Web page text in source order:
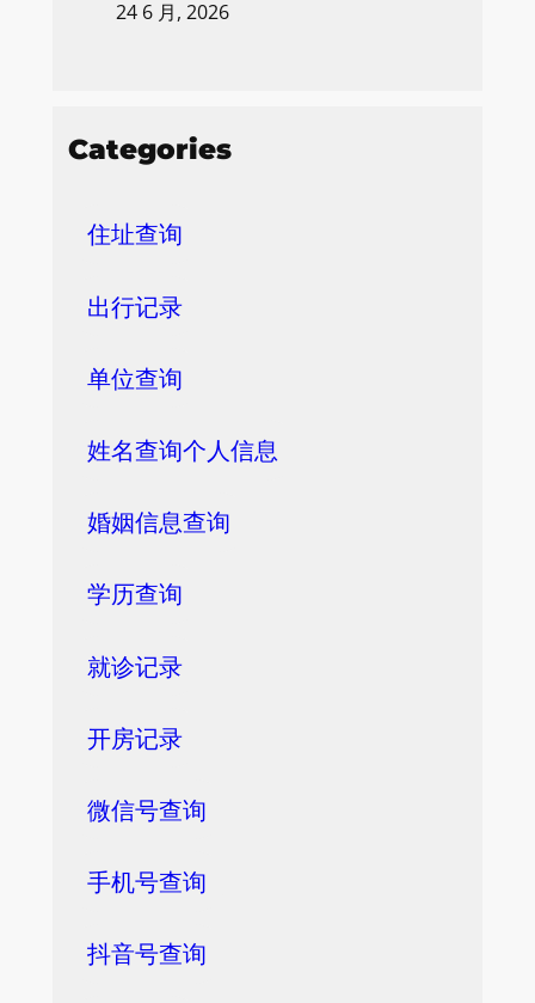
24 6 月, 2026
Categories
住址查询
出行记录
单位查询
姓名查询个人信息
婚姻信息查询
学历查询
就诊记录
开房记录
微信号查询
手机号查询
抖音号查询